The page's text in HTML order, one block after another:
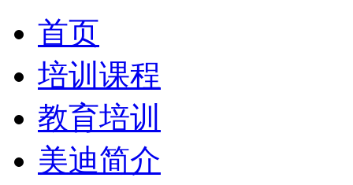
首页
培训课程
教育培训
美迪简介